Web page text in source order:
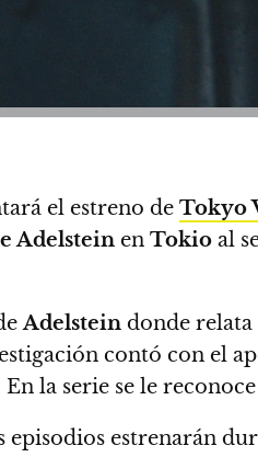
el estreno de Tokyo
Adelstein en Tokio al
Adelstein donde
contó con el
la serie se le
estrenarán